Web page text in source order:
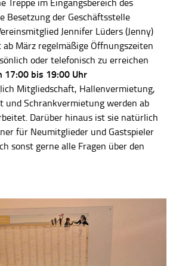
Treppe im Eingangsbereich des
Besetzung der Geschäftsstelle
Jennifer Lüders (Jenny)
März regelmäßige Öffnungszeiten
oder telefonisch zu erreichen
17:00 bis 19:00 Uhr
Mitgliedschaft, Hallenvermietung,
und Schrankvermietung werden ab
Darüber hinaus ist sie natürlich
für Neumitglieder und Gastspieler
sonst gerne alle Fragen über den